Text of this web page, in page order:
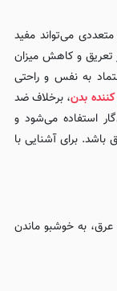
می‌تواند مفید
تعریق و کاهش میزان
به نفس و راحتی
بدن، برخلاف ضد
استفاده می‌شود و
برای آشنایی با
عرق، به خوشبو ماندن